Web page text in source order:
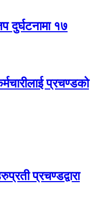
दुर्घटनामा १७
प्रचण्डको
प्रचण्डद्वारा